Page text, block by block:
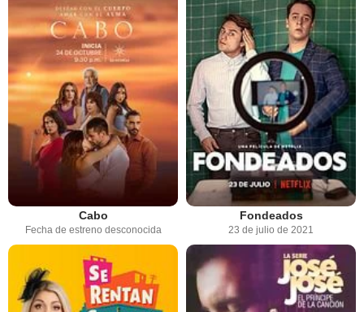
Cabo
Fecha de estreno desconocida
Fondeados
23 de julio de 2021